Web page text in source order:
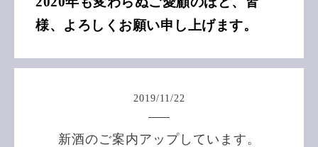
様、よろしくお願い申し上げます。
2019/11 /22
新酒のご案内アップしています。